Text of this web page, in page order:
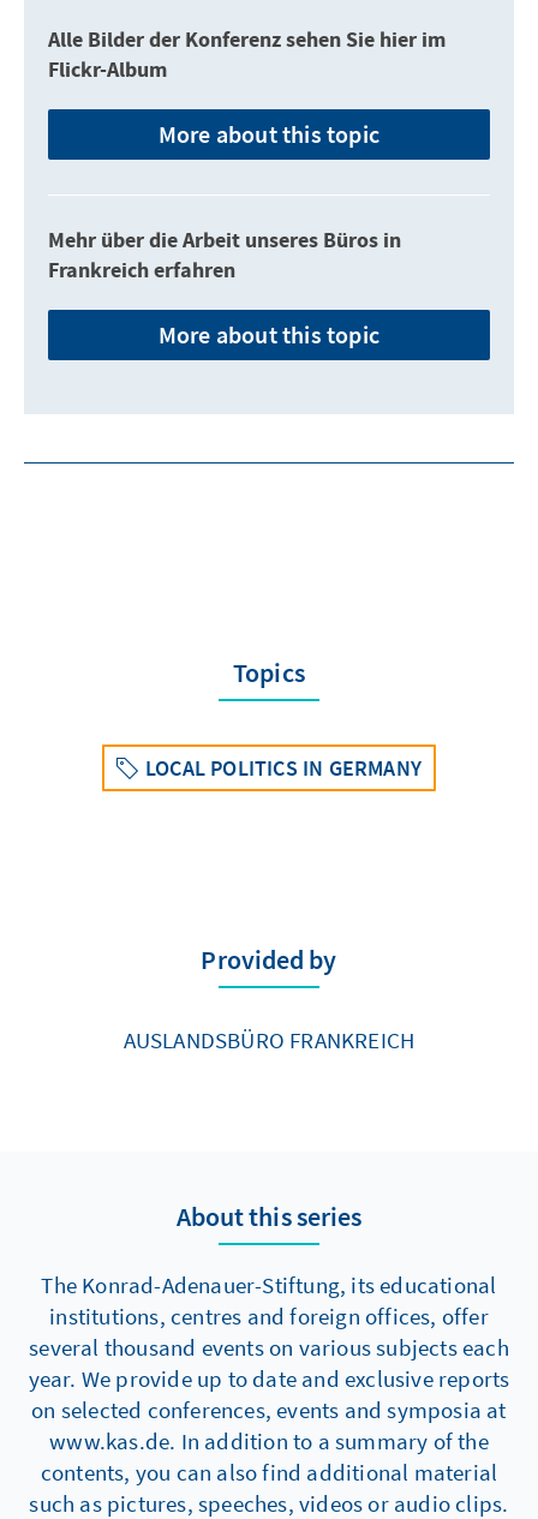
Alle Bilder der Konferenz sehen Sie hier im
Flickr-Album
More about this topic
Mehr über die Arbeit unseres Büros in
Frankreich erfahren
More about this topic
Topics
LOCAL POLITICS IN GERMANY
Provided by
AUSLANDSBÜRO FRANKREICH
About this series
The Konrad-Adenauer-Stiftung, its educational
institutions, centres and foreign offices, offer
several thousand events on various subjects each
year. We provide up to date and exclusive reports
on selected conferences, events and symposia at
www.kas.de. In addition to a summary of the
contents, you can also find additional material
such as pictures, speeches, videos or audio clips.